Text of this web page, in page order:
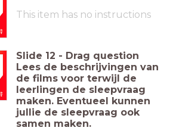
This item has no instructions
Slide 12 - Drag question
Lees de beschrijvingen van
de films voor terwijl de
leerlingen de sleepvraag
maken. Eventueel kunnen
jullie de sleepvraag ook
samen maken.